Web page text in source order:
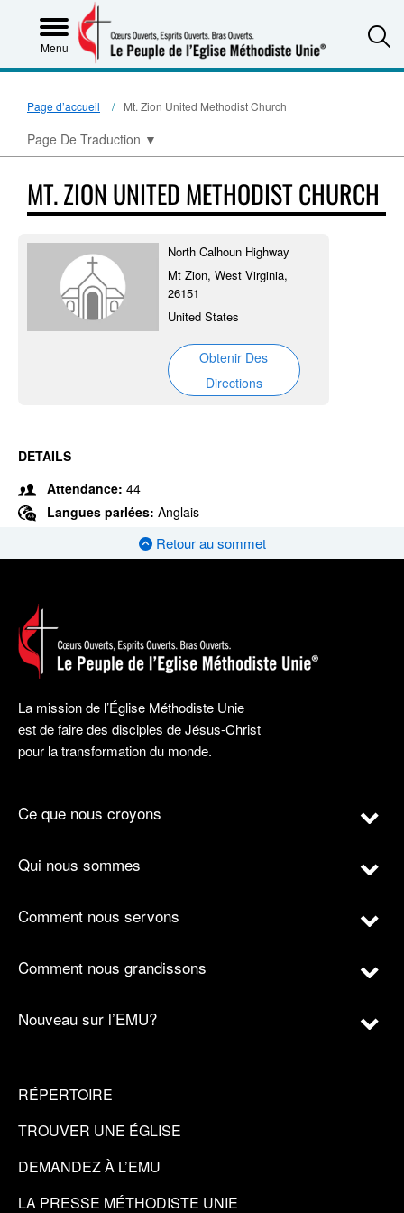
Menu
Page d’accueil Mt. Zion United Methodist Church
Page De Traduction ▼
MT. ZION UNITED METHODIST CHURCH
North Calhoun Highway
Mt Zion, West Virginia,
26151
United States
Obtenir Des
Directions
DETAILS
Attendance: 44
Langues parlées: Anglais
Retour au sommet
La mission de l’Église Méthodiste Unie
est de faire des disciples de Jésus-Christ
pour la transformation du monde.
Ce que nous croyons
Qui nous sommes
Comment nous servons
Comment nous grandissons
Nouveau sur l’EMU?
RÉPERTOIRE
TROUVER UNE ÉGLISE
DEMANDEZ À L’EMU
LA PRESSE MÉTHODISTE UNIE